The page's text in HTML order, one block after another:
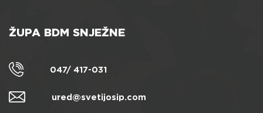
ŽUPA BDM SNJEŽNE
047/ 417-031
ured@svetijosip.com